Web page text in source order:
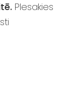
PIesakies